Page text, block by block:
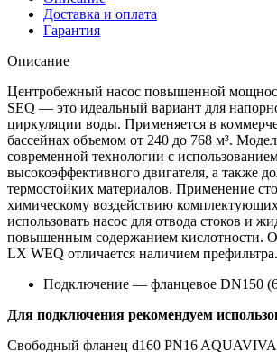
ч,
4HP),
пластиковая
подставка
Доставка и оплата
Гарантия
Описание
Центробежный насос повышенной
SEQ — это идеальный вариант для
циркуляции воды. Применяется в
бассейнах объемом от 240 до 768 м³.
современной технологии с
высокоэффективного двигателя, а также
термостойких материалов. Применение
химическому воздействию
использовать насос для отвода стоков и
повышенным содержанием кислотности.
LX WEQ отличается наличием префильтра.
Подключение — фланцевое DN150
Для подключения рекомендуем
Свободный фланец d160 PN16 AQUAVIVA